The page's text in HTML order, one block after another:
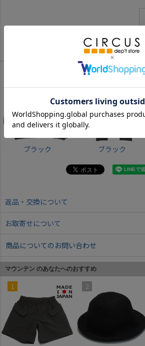
ブラック ブラック
返品・交換について
お取寄せについて
商品についてのお問い合わせ
マウンテン のあなたへのおすすめ
1 2